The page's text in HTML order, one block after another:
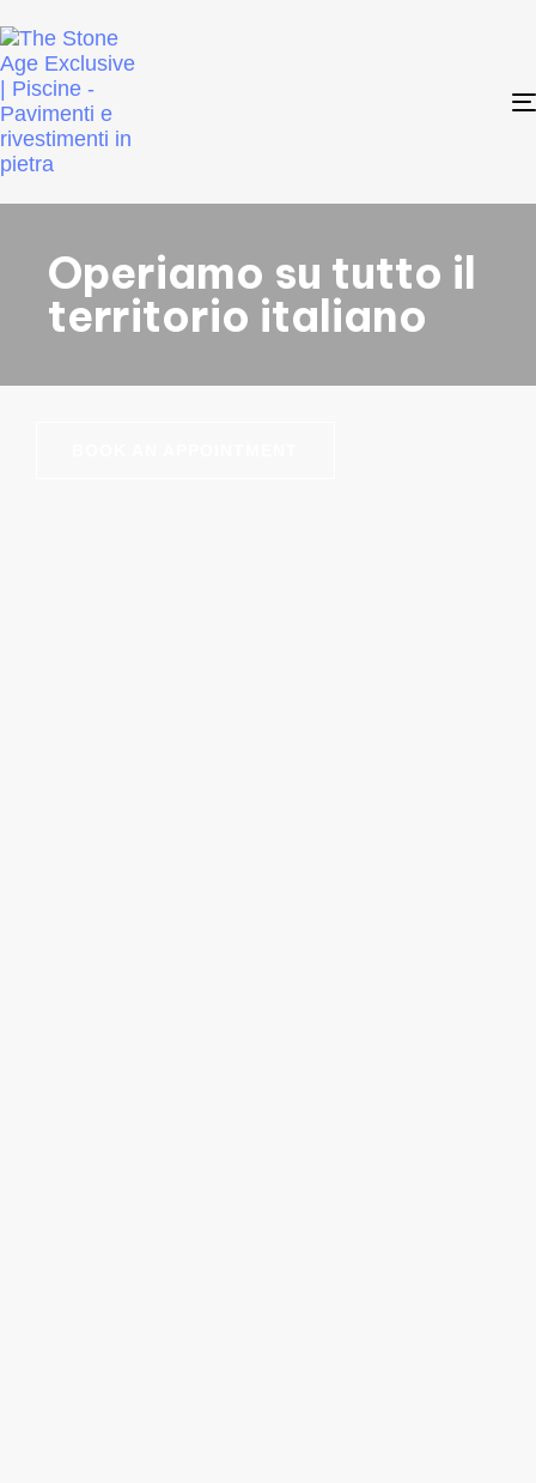
Operiamo su tutto il
territorio italiano